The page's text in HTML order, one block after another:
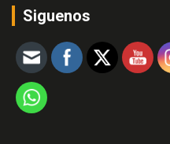
Siguenos